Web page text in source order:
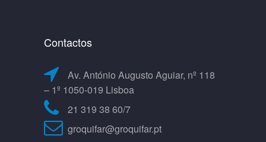
Contactos
Av. António Augusto Aguiar, nº 118
– 1º 1050-019 Lisboa
21 319 38 60/7
groquifar@groquifar.pt